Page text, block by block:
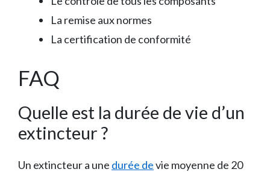
La remise aux normes
La certification de conformité
FAQ
Quelle est la durée de vie d’un
extincteur ?
Un extincteur a une durée devie moyenne de 20